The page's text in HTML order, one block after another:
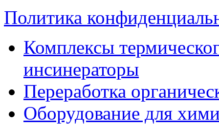
Политика
Комплексы
инсинераторы
Переработка
Оборудование для